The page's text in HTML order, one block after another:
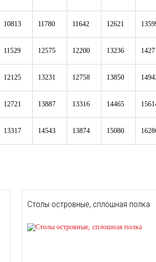
10813 11780 11642 12621
11529 12575 12200 13236
12125 13231 12758 13850
12721 13887 13316 14465
13317 14543 13874 15080
Столы островные, сплошная полка